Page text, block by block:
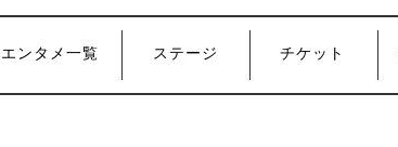
ンタメ一覧 ステージ チケット